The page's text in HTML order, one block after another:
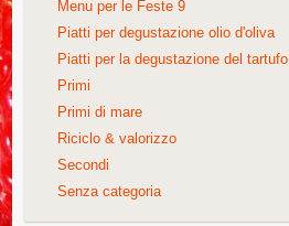
Menu per le Feste 9
Piatti per degustazione olio d'oliva
Piatti per la degustazione del tartufo
Primi
Primi di mare
Riciclo & valorizzo
Secondi
Senza categoria